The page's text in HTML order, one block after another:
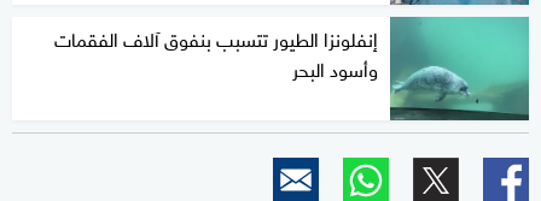
إنفلونزا الطيور تتسبب بنفوق آلاف الفقمات
وأسود البحر